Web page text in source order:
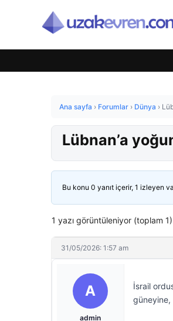
Ana sayfa › Forumlar › Dünya ›
Lübnan’a
Bu konu 0 yanıt içerir, 1 izleyen
1 yazı görüntüleniyor (toplam 1)
31/05/2026: 1:57 am
A
admin
İsrail
güneyine,